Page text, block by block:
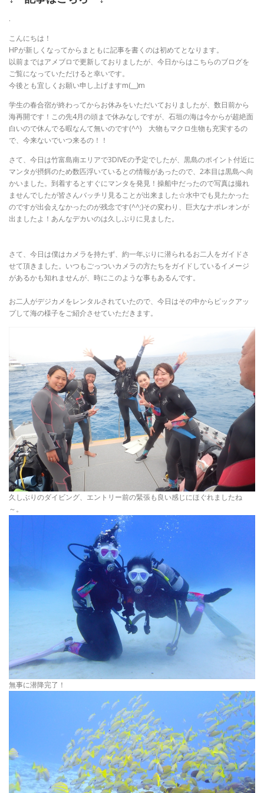
.
こんにちは！
HPが新しくなってからまともに記事を書くのは初めてとなります。
以前まではアメブロで更新しておりましたが、今日からはこちらのブログを
ご覧になっていただけると幸いです。
今後とも宜しくお願い申し上げますm(__)m
学生の春合宿が終わってからお休みをいただいておりましたが、数日前から
海再開です！この先4月の頭まで休みなしですが、石垣の海は今からが超絶面
白いので休んでる暇なんて無いのです(^^) 大物もマクロ生物も充実するの
で、今来ないでいつ来るの！！
さて、今日は竹富島南エリアで3DIVEの予定でしたが、黒島のポイント付近に
マンタが摂餌のため数匹浮いているとの情報があったので、2本目は黒島へ向
かいました。到着するとすぐにマンタを発見！操船中だったので写真は撮れ
ませんでしたが皆さんバッチリ見ることが出来ました☆水中でも見たかった
のですが出会えなかったのが残念です(^^;)その変わり、巨大なナポレオンが
出ましたよ！あんなデカいのは久しぶりに見ました。
さて、今日は僕はカメラを持たず、約一年ぶりに潜られるお二人をガイドさ
せて頂きました。いつもごっついカメラの方たちをガイドしているイメージ
があるかも知れませんが、時にこのような事もあるんです。
お二人がデジカメをレンタルされていたので、今日はその中からピックアッ
プして海の様子をご紹介させていただきます。
久しぶりのダイビング、エントリー前の緊張も良い感じにほぐれましたね
～。
無事に潜降完了！